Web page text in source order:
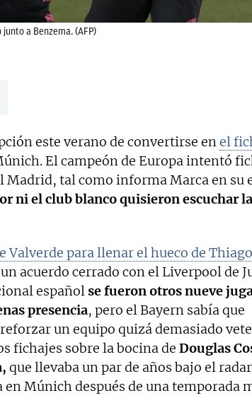
a Benzema. (AFP)
este verano de convertirse enel
El campeón de Europa intentó
Madrid, tal como informa Marca en su
ni el club blanco quisieron escuchar
Valverde para llenar el hueco de Thiago
acuerdo cerrado con el Liverpool de
españolse fueron otros nueve
presencia, pero el Bayern sabía que
un equipo quizá demasiado
fichajes sobre la bocina de Douglas
que llevaba un par de años bajo el
Múnich después de una temporada